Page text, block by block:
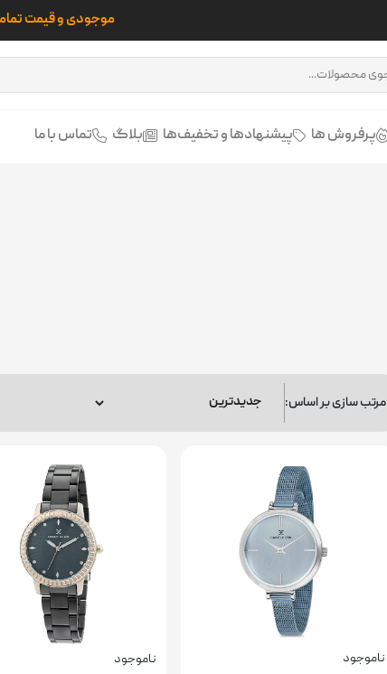
تمامی م
پرفروش ها پیشنهادها و تخفیف‌ها بلاگ تماس با ما
مرتب سازی بر اساس:
ناموجود ناموجود